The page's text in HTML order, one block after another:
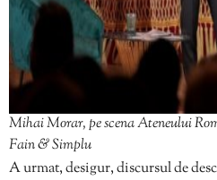
Mihai Morar, pe scena Ateneului
Fain & Simplu
A urmat, desigur, discursul de